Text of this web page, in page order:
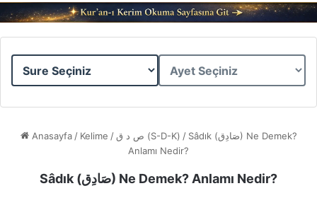
Sure
Ayet
Anasayfa / Kelime / ص د ق (S-D-K) / Sâdık (صَادِق) Ne Demek?
Anlamı Nedir?
Sâdık (صَادِق) Ne Demek? Anlamı Nedir?